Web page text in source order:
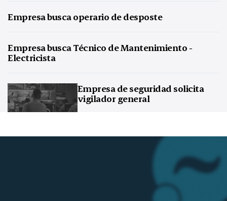
Empresa busca operario de desposte
Empresa busca Técnico de Mantenimiento -
Electricista
Empresa de seguridad solicita
vigilador general